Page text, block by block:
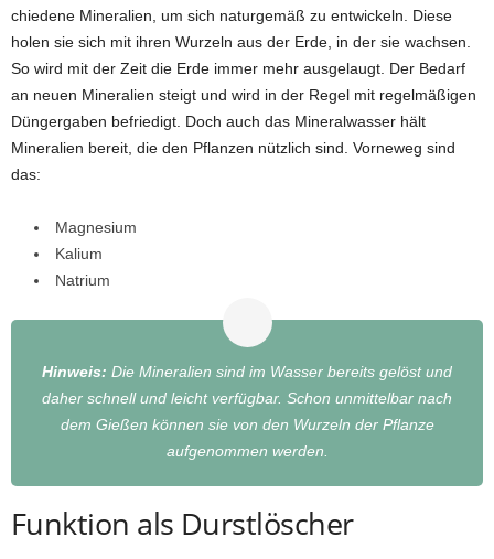
chiedene Mineralien, um sich naturgemäß zu entwickeln. Diese
holen sie sich mit ihren Wurzeln aus der Erde, in der sie wachsen.
So wird mit der Zeit die Erde immer mehr ausgelaugt. Der Bedarf
an neuen Mineralien steigt und wird in der Regel mit regelmäßigen
Düngergaben befriedigt. Doch auch das Mineralwasser hält
Mineralien bereit, die den Pflanzen nützlich sind. Vorneweg sind
das:
Magnesium
Kalium
Natrium
Hinweis: Die Mineralien sind im Wasser bereits gelöst und
daher schnell und leicht verfügbar. Schon unmittelbar nach
dem Gießen können sie von den Wurzeln der Pflanze
aufgenommen werden.
Funktion als Durstlöscher